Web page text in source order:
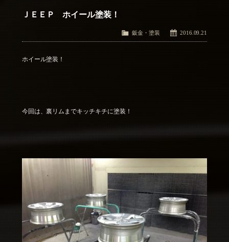
ＪＥＥＰ ホイール塗装！
2016.09.21
鈑金・塗装
ホイール塗装！
今回は、裏リムまでキッチキチに塗装！